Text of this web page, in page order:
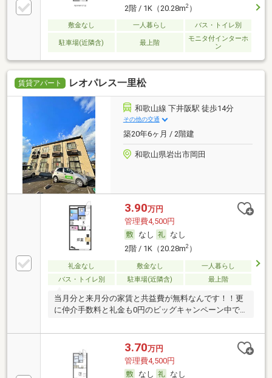
2階 / 1K（20.28m2）
敷金なし 一人暮らし バス・トイレ別
駐車場(近隣含) 最上階
モニタ付インターホ
ン
賃貸アパート レオパレス一里松
和歌山線 下井阪駅 徒歩14分
その他の交通
築20年6ヶ月 / 2階建
和歌山県岩出市岡田
3.90万円
管理費4,500円
なし
なし
2階 / 1K（20.28m2）
礼金なし 敷金なし
一人暮らし
バス・トイレ別
駐車場(近隣含) 最上階
当月分と来月分の家賃と共益費が無料なんです！！更
に仲介手数料と礼金も0円のビッグキャンペーン中で
3.70万円
管理費4,500円
なし
なし